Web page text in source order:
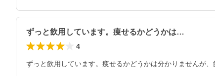
ずっと飲用しています。痩せるかどうかは…
4
ずっと飲用しています。痩せるかどうかは分かりませんが